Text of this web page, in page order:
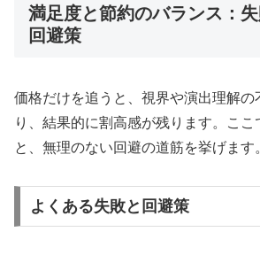
満足度と節約のバランス：
回避策
価格だけを追うと、視界や演出理解の
り、結果的に割高感が残ります。ここ
と、無理のない回避の道筋を挙げます
よくある失敗と回避策